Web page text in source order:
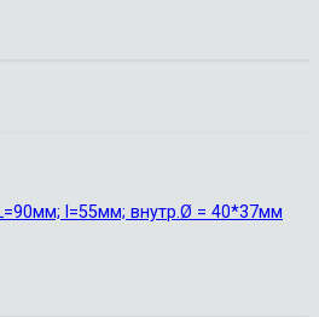
l=55мм; внутр.Ø = 40*37мм